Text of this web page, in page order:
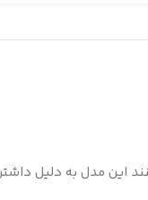
این مدل به دلیل